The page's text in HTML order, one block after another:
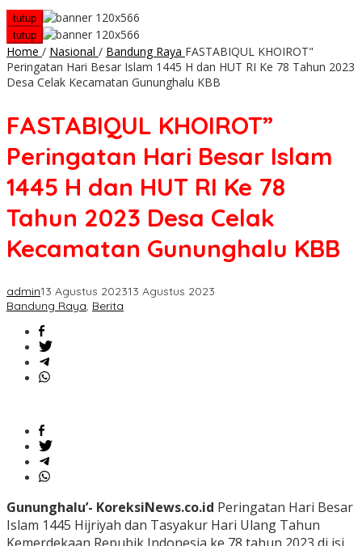
tutup
tutup
Home / Nasional / Bandung Raya FASTABIQUL KHOIROT"
Peringatan Hari Besar Islam 1445 H dan HUT RI Ke 78 Tahun 2023
Desa Celak Kecamatan Gununghalu KBB
FASTABIQUL KHOIROT”
Peringatan Hari Besar Islam
1445 H dan HUT RI Ke 78
Tahun 2023 Desa Celak
Kecamatan Gununghalu KBB
admin13 Agustus 202313 Agustus 2023
Bandung Raya, Berita
Gununghalu’- KoreksiNews.co.id Peringatan Hari Besar
Islam 1445 Hijriyah dan Tasyakur Hari Ulang Tahun